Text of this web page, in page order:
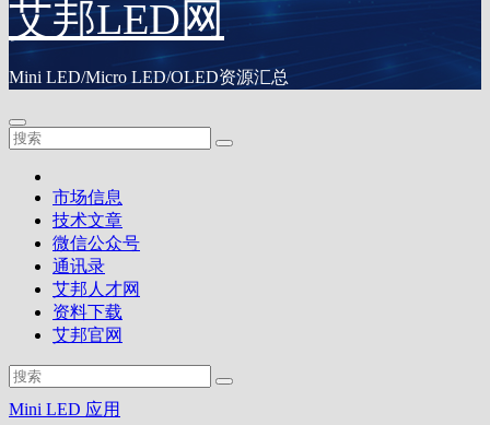
艾邦LED网
Mini LED/Micro LED/OLED资源汇总
市场信息
技术文章
微信公众号
通讯录
艾邦人才网
资料下载
艾邦官网
Mini LED 应用